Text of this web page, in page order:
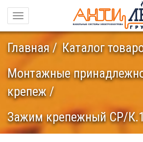
Навигация
Главная
Каталог
Монтажные
крепеж
Зажим крепежный СР/